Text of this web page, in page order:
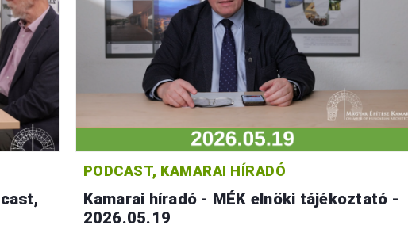
PODCAST, KAMARAI HÍRADÓ
Kamarai híradó - MÉK elnöki tájékoztató -
2026.05.19